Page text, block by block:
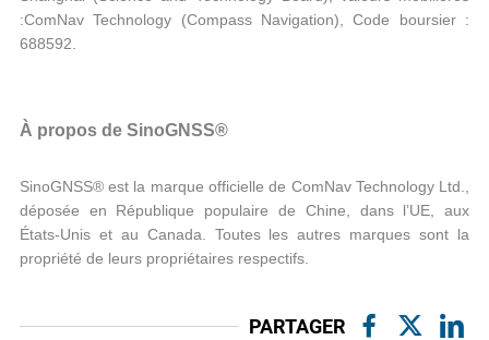
:ComNav Technology (Compass Navigation), Code boursier :
688592.
À propos de SinoGNSS®
SinoGNSS® est la marque officielle de ComNav Technology Ltd.,
déposée en République populaire de Chine, dans l’UE, aux
États-Unis et au Canada. Toutes les autres marques sont la
propriété de leurs propriétaires respectifs.
PARTAGER